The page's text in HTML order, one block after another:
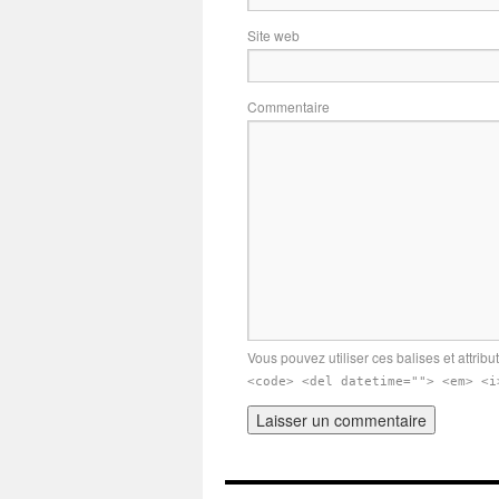
Site web
Commentaire
Vous pouvez utiliser ces balises et
<code> <del datetime=""> <em>